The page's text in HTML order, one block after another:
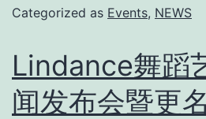
Categorized as Events, NEWS
Lindance舞蹈
闻发布会暨更